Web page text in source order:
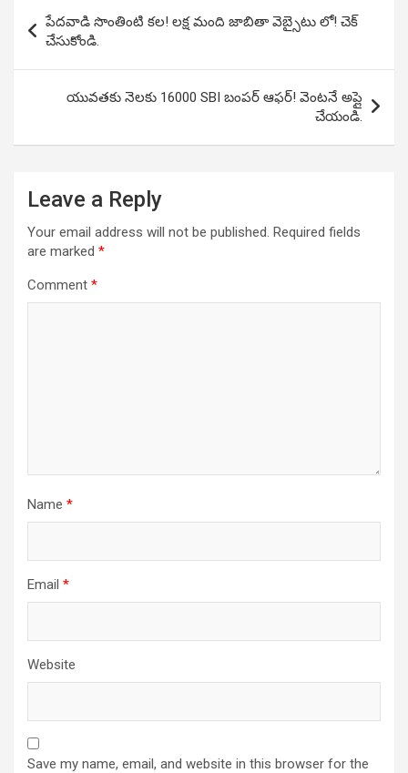
navigation
పేదవాడి సొంతింటి కల! లక్ష మంది జాబితా వెబ్సైటు లో! చెక్
చేసుకోండి.
యువతకు నెలకు 16000 SBI బంపర్ ఆఫర్! వెంటనే అప్లై
చేయండి.
Leave a Reply
Your email address will not be published. Required fields
are marked *
Comment *
Name *
Email *
Website
Save my name, email, and website in this browser for the